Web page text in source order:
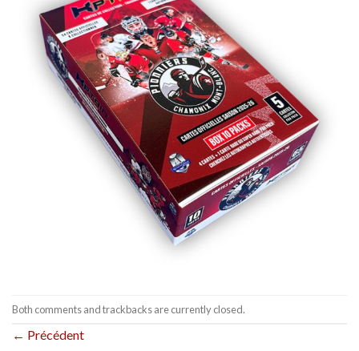
Both comments and trackbacks are currently closed.
← Précédent